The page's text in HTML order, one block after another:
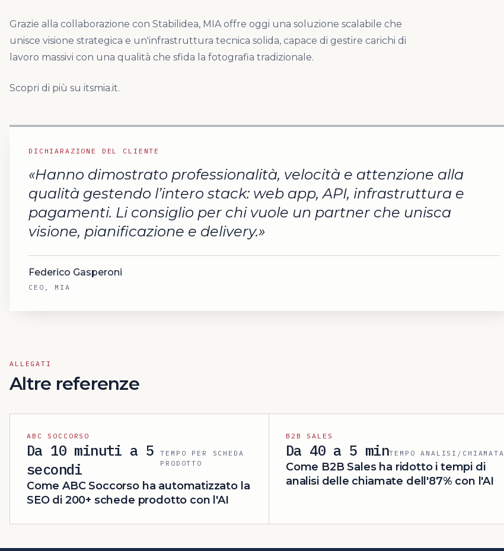
Grazie alla collaborazione con Stabilidea, MIA offre oggi una soluzione scalabile che
unisce visione strategica e un'infrastruttura tecnica solida, capace di gestire carichi di
lavoro massivi con una qualità che sfida la fotografia tradizionale.
Scopri di più su itsmia.it.
DICHIARAZIONE DEL CLIENTE
«Hanno dimostrato professionalità, velocità e attenzione alla
qualità gestendo l’intero stack: web app, API, infrastruttura e
pagamenti. Li consiglio per chi vuole un partner che unisca
visione, pianificazione e delivery.»
Federico Gasperoni
CEO, MIA
ALLEGATI
Altre referenze
ABC SOCCORSO
Da 10 minuti a 5
secondi
TEMPO PER SCHEDA
PRODOTTO
Come ABC Soccorso ha automatizzato la
SEO di 200+ schede prodotto con l'AI
B2B SALES
Da 40 a 5 minTEMPO ANALISI/CHIAMATA
Come B2B Sales ha ridotto i tempi di
analisi delle chiamate dell'87% con l'AI